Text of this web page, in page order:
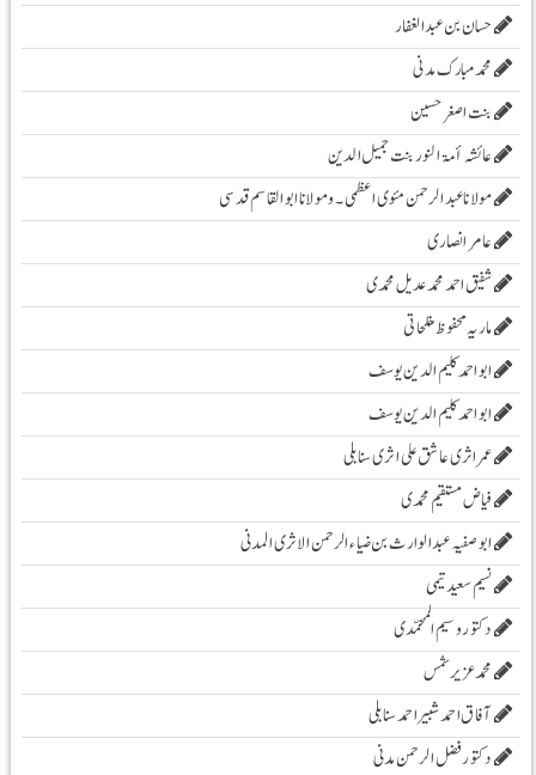
حسان بن عبدالغفار
محمد مبارک مدنی
بنت اصغر حسین
عائشہ أمۃ النور بنت جمیل الدین
مولانا عبد الرحمن مئوی اعظمی ۔و مولانا ابوالقاسم قدسی
عامر انصاری
شفیق احمد محمد عدیل محمدی
ماریہ محفوظ مفلحاتی
ابو احمد کلیم الدین یوسف
ابو احمد کلیم الدین یوسف
عمر اثری عاشق علی اثری سنابلی
فیاض مستقیم محمدی
ابو صفیہ عبدالوارث بن ضیاء الرحمن الاثری المدنی
نسیم سعید تیمی
دکتور وسیم المحمّدی
محمدعزیرشمس
آفاق احمد شبیر احمد سنابلی
دکتور فضل الرحمن مدنی